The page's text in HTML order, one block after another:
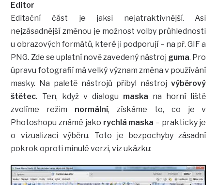
Editor
Editační část je jaksi nejatraktivnější. Asi
nejzásadnější změnou je možnost volby průhlednosti
u obrazových formátů, které ji podporují – na př. GIF a
PNG. Zde se uplatní nově zavedený nástroj guma. Pro
úpravu fotografií má velký význam změna v používání
masky. Na paletě nástrojů přibyl nástrojvýběrový
štětec. Ten, když v dialogu maska na horní liště
zvolíme režim normální, získáme to, co je v
Photoshopu známé jako rychlá maska – prakticky je
o vizualizaci výběru. Toto je bezpochyby zásadní
pokrok oproti minulé verzi, viz ukázku: